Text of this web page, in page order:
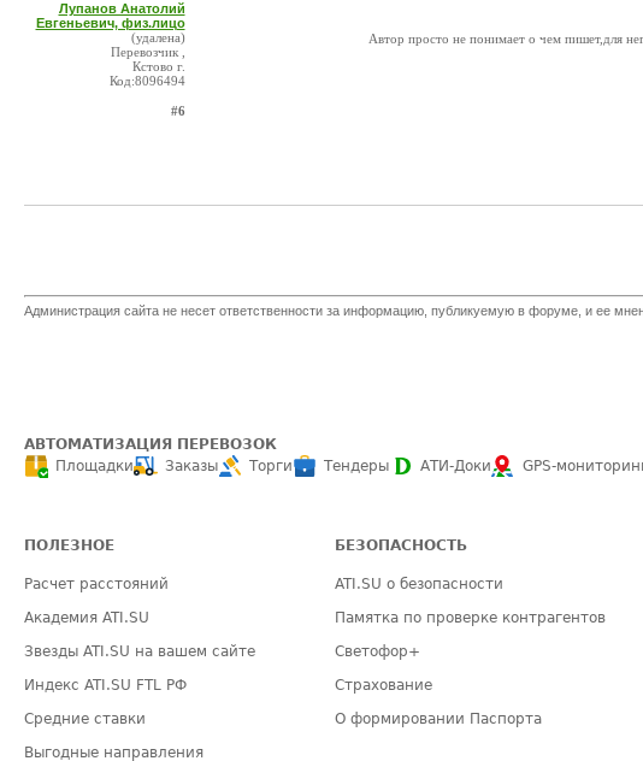
Лупанов Анатолий
Евгеньевич, физ.лицо
(удалена)
Перевозчик ,
Кстово г.
Код:8096494
#6
Автор просто не понимает о чем пишет,для
Администрация сайта не несет ответственности за информацию, публикуемую в форуме, и ее
АВТОМАТИЗАЦИЯ ПЕРЕВОЗОК
Площадки
Заказы Торги Тендеры АТИ-Доки GPS-
ПОЛЕЗНОЕ
Расчет расстояний
Академия ATI.SU
Звезды ATI.SU на вашем сайте
Индекс ATI.SU FTL РФ
Средние ставки
Выгодные направления
БЕЗОПАСНОСТЬ
ATI.SU о безопасности
Памятка по проверке контрагентов
Светофор+
Страхование
О формировании Паспорта